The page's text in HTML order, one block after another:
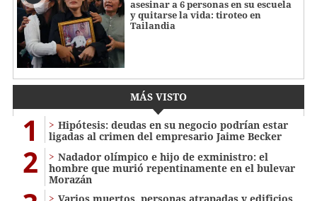
asesinar a 6 personas en su escuela
y quitarse la vida: tiroteo en
Tailandia
MÁS VISTO
1
Hipótesis: deudas en su negocio podrían estar
ligadas al crimen del empresario Jaime Becker
2
Nadador olímpico e hijo de exministro: el
hombre que murió repentinamente en el bulevar
Morazán